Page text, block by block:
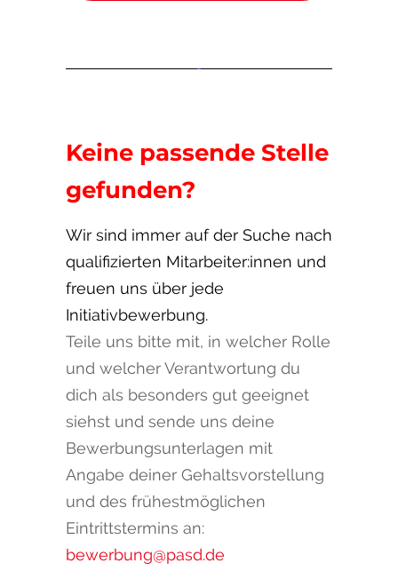
Keine passende Stelle
gefunden?
Wir sind immer auf der Suche nach
qualifizierten Mitarbeiter:innen und
freuen uns über jede
Initiativbewerbung.
Teile uns bitte mit, in welcher Rolle
und welcher Verantwortung du
dich als besonders gut geeignet
siehst und sende uns deine
Bewerbungsunterlagen mit
Angabe deiner Gehaltsvorstellung
und des frühestmöglichen
Eintrittstermins an:
bewerbung@pasd.de